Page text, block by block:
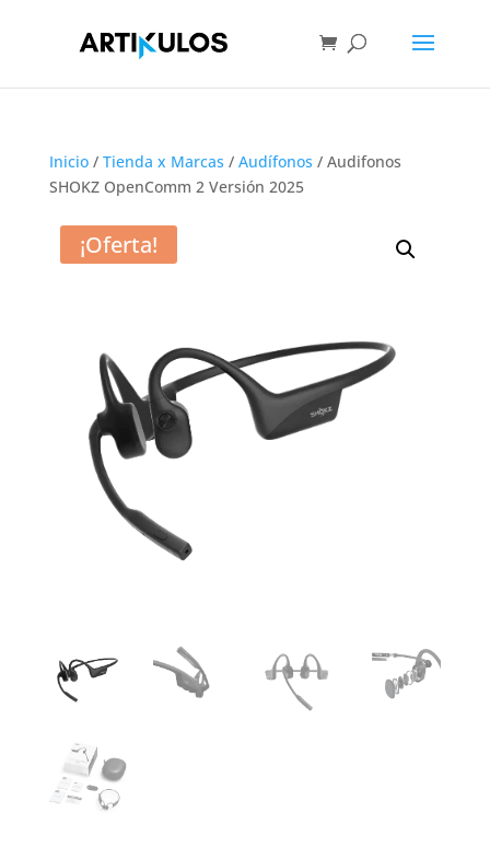
Inicio/ Tienda x Marcas / Audífonos / Audifonos
SHOKZ OpenComm 2 Versión 2025
¡Oferta!